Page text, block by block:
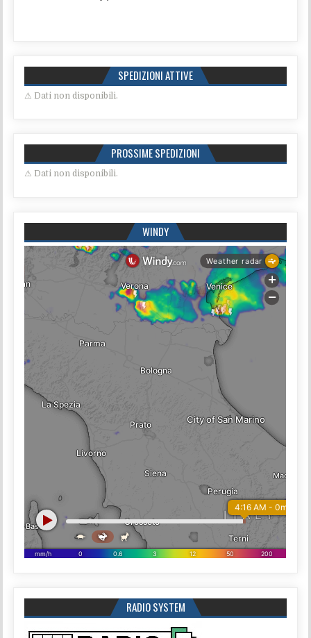
SPEDIZIONI ATTIVE
⚠ Dati non disponibili.
PROSSIME SPEDIZIONI
⚠ Dati non disponibili.
WINDY
RADIO SYSTEM